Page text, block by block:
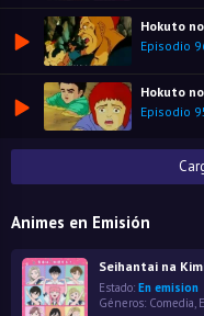
Hokuto
Episodio
Hokuto
Episodio
Animes en Emisión
Seihantai na
Estado: En emision
Géneros: Comedia,